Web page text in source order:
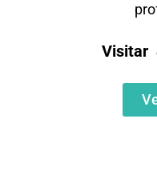
Visitar